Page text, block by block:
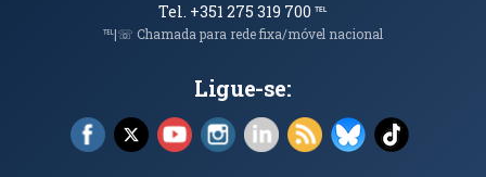
Tel. +351 275 319 700℡
℡|☏ Chamada para rede fixa/móvel nacional
Ligue-se:
Facebook (abre em nova janela)
X (abre em nova janela)
YouTube (abre em nova janela)
Instagram (abre em nova janela)
LinkedIn (abre em nova
RSS (abre em nova
Bluesky (abre
TikTok